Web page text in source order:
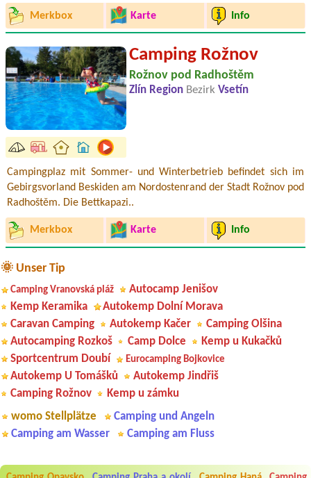
Merkbox Karte Info
Camping Rožnov
Rožnov pod Radhoštěm
Zlín Region Bezirk Vsetín
Campingplaz mit Sommer- und Winterbetrieb befindet sich im
Gebirgsvorland Beskiden am Nordostenrand der Stadt Rožnov pod
Radhoštěm. Die Bettkapazi..
Merkbox Karte Info
🌞 Unser Tip
Camping Vranovská pláž
Autocamp Jenišov
Kemp Keramika
Autokemp Dolní Morava
Caravan Camping
Autokemp Kačer
Camping Olšina
Autocamping Rozkoš
Camp Dolce
Kemp u Kukačků
Sportcentrum Doubí
Eurocamping Bojkovice
Autokemp U Tomášků
Autokemp Jindřiš
Camping Rožnov
Kemp u zámku
womo Stellplätze
Camping und Angeln
Camping am Wasser
Camping am Fluss
Byli jsme zde v týdnu od 25.7. do 1.8. 2026. Kemp jako takový je pěkný.